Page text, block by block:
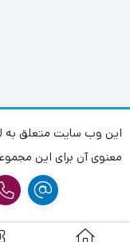
این وب سایت متعلق
معنوی آن برای این